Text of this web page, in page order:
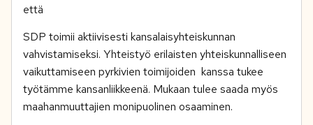
että
SDP toimii aktiivisesti kansalaisyhteiskunnan
vahvistamiseksi. Yhteistyö erilaisten yhteiskunnalliseen
vaikuttamiseen pyrkivien toimijoiden kanssa tukee
työtämme kansanliikkeenä. Mukaan tulee saada myös
maahanmuuttajien monipuolinen osaaminen.